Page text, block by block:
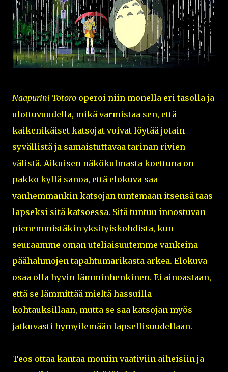
Naapurini Totoro operoi niin monella eri tasolla ja
ulottuvuudella, mikä varmistaa sen, että
kaikenikäiset katsojat voivat löytää jotain
syvällistä ja samaistuttavaa tarinan rivien
välistä. Aikuisen näkökulmasta koettuna on
pakko kyllä sanoa, että elokuva saa
vanhemmankin katsojan tuntemaan itsensä taas
lapseksi sitä katsoessa. Sitä tuntuu innostuvan
pienemmistäkin yksityiskohdista, kun
seuraamme oman uteliaisuutemme vankeina
päähahmojen tapahtumarikasta arkea. Elokuva
osaa olla hyvin lämminhenkinen. Ei ainoastaan,
että se lämmittää mieltä hassuilla
kohtauksillaan, mutta se saa katsojan myös
jatkuvasti hymyilemään lapsellisuudellaan.
Teos ottaa kantaa moniin vaativiin aiheisiin ja